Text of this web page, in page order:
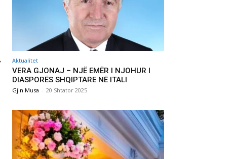
Aktualitet
VERA GJONAJ – NJË EMËR I NJOHUR I
DIASPORËS SHQIPTARE NË ITALI
Gjin Musa - 20 Shtator 2025